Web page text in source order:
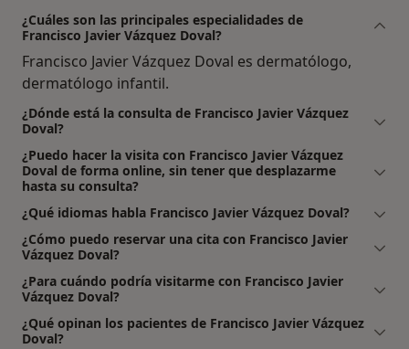
¿Cuáles son las principales especialidades de
Francisco Javier Vázquez Doval?
Francisco Javier Vázquez Doval es dermatólogo,
dermatólogo infantil.
¿Dónde está la consulta de Francisco Javier Vázquez
Doval?
¿Puedo hacer la visita con Francisco Javier Vázquez
Doval de forma online, sin tener que desplazarme
hasta su consulta?
¿Qué idiomas habla Francisco Javier Vázquez Doval?
¿Cómo puedo reservar una cita con Francisco Javier
Vázquez Doval?
¿Para cuándo podría visitarme con Francisco Javier
Vázquez Doval?
¿Qué opinan los pacientes de Francisco Javier Vázquez
Doval?